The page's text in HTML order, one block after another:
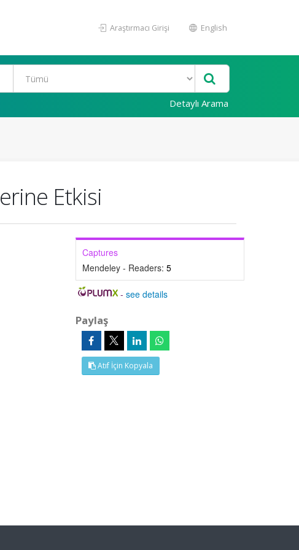
Araştırmacı Girişi English
Detaylı Arama
Etkisi
Captures
Mendeley - Readers: 5
-see details
Paylaş
Atıf İçin Kopyala